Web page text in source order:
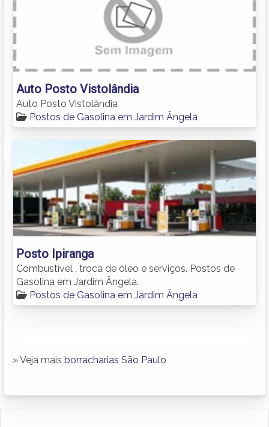
Auto Posto Vistolândia
Auto Posto Vistolândia
Postos de Gasolina em Jardim Ângela
Posto Ipiranga
Combustível , troca de óleo e serviços. Postos de
Gasolina em Jardim Ângela.
Postos de Gasolina em Jardim Ângela
» Veja mais borracharias São Paulo